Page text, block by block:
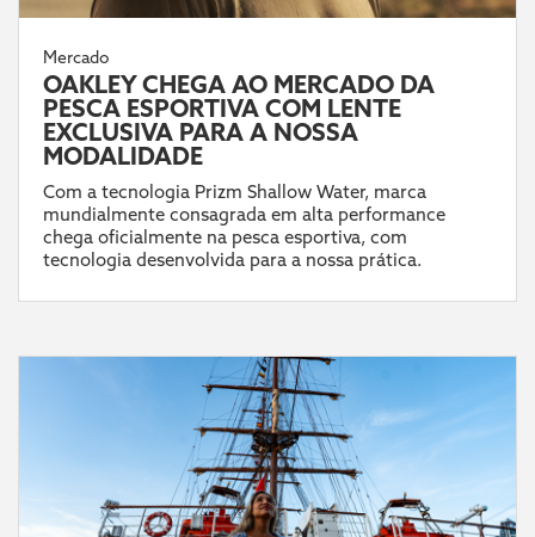
Mercado
OAKLEY CHEGA AO MERCADO DA
PESCA ESPORTIVA COM LENTE
EXCLUSIVA PARA A NOSSA
MODALIDADE
Com a tecnologia Prizm Shallow Water, marca
mundialmente consagrada em alta performance
chega oficialmente na pesca esportiva, com
tecnologia desenvolvida para a nossa prática.